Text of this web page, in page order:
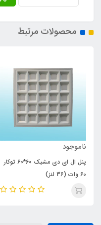
محصولات مرتبط
ناموجود
پنل ال ای دی مشبک 60*60 توکار
60 وات (36 لنز)